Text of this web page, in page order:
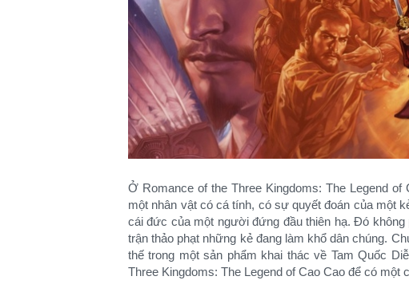
Ở Romance of the Three Kingdoms: The Legend
một nhân vật có cá tính, có sự quyết đoán của một
cái đức của một người đứng đầu thiên hạ. Đó
trận thảo phạt những kẻ đang làm khổ dân chúng.
thế trong một sản phẩm khai thác về Tam Quốc
Three Kingdoms: The Legend of Cao Cao để có một